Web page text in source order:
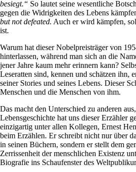
besiegt.“ So lautet seine wesentliche
gegen die Widrigkeiten des Lebens
but not defeated. Auch er wird kämpfen,
ist.
Warum hat dieser Nobelpreisträger von
hinterlassen, während man sich an die
jener Jahre kaum mehr erinnern kann?
Leseratten sind, kennen und schätzen ihn,
seiner Stories und seines Lebens. Dieser
Menschen und die Menschen von ihm.
Das macht den Unterschied zu anderen
Lebensgeschichte hat uns dieser Erzähler
einzigartig unter allen Kollegen, Ernest
beim Erzählen. Er schreibt nicht nur über
in seinen Büchern, sondern er stellt dem
Zerrissenheit der menschlichen Existenz
Biografie ins Schaufenster des